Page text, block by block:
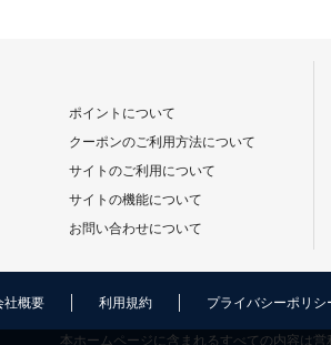
ポイントについて
クーポンのご利用方法について
サイトのご利用について
サイトの機能について
お問い合わせについて
社概要 利用規約 プライバシーポリシ
本ホームページに含まれるすべての内容は